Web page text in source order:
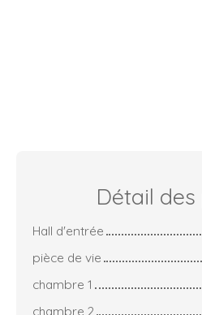
Détail des
Hall d'entrée
pièce de vie
chambre 1
chambre 2